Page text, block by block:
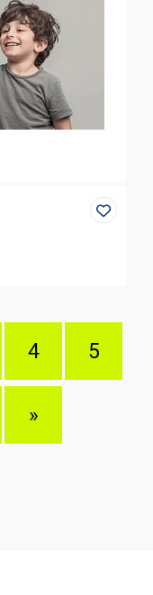
4 5
»